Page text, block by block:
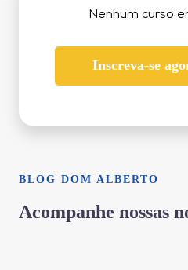
Nenhum curso
Inscreva-se
BLOG DOM ALBERTO
Acompanhe nossas